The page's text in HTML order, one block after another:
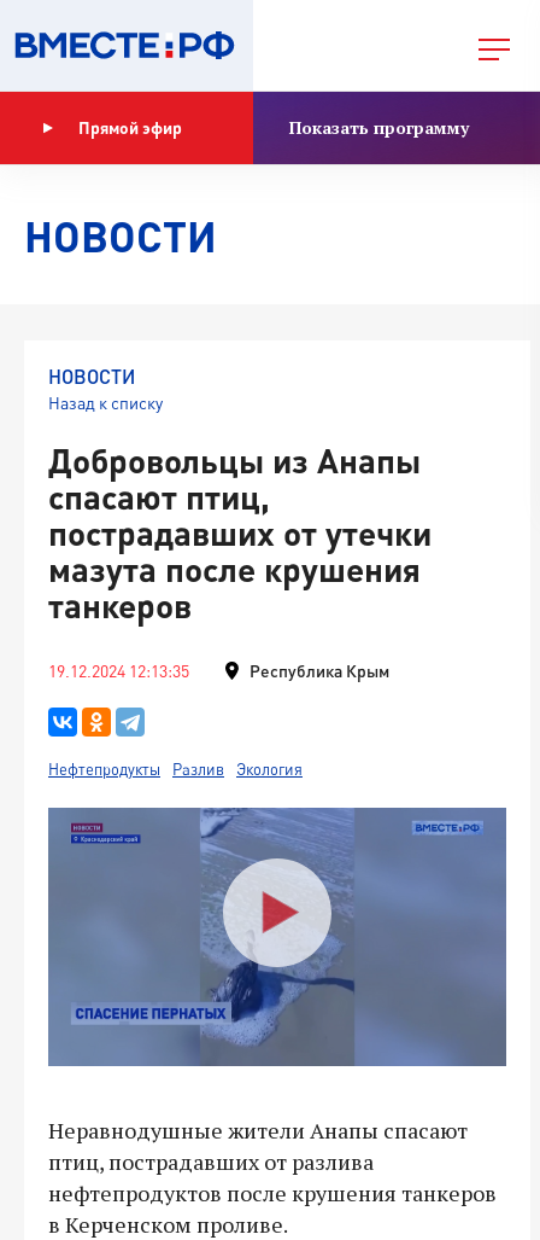
Прямой эфир Показать программу
НОВОСТИ
НОВОСТИ
Назад к списку
Добровольцы из Анапы
спасают птиц,
пострадавших от утечки
мазута после крушения
танкеров
19.12.2024 12:13:35 Республика Крым
Нефтепродукты Разлив Экология
Неравнодушные жители Анапы спасают
птиц, пострадавших от разлива
нефтепродуктов после крушения танкеров
в Керченском проливе.